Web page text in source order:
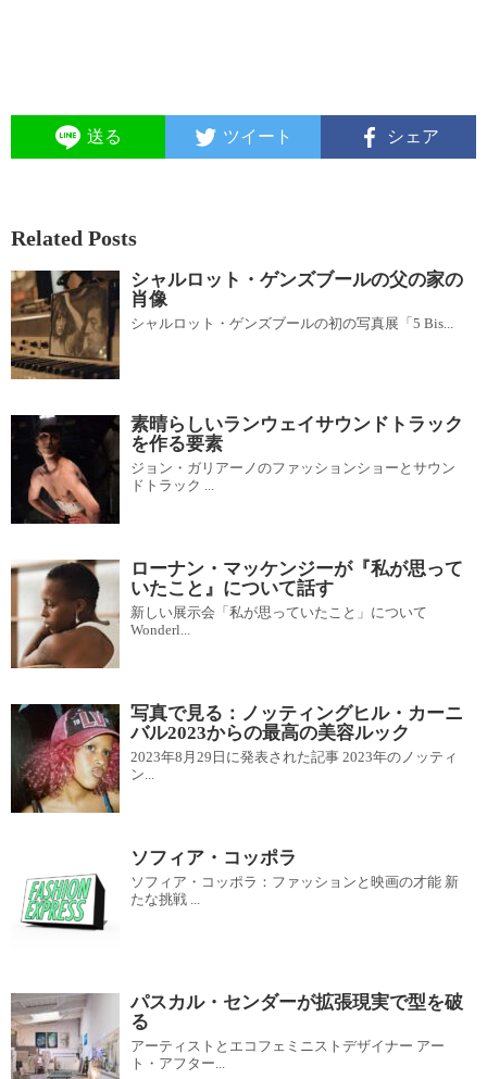
送る ツイート シェア
Related Posts
シャルロット・ゲンズブールの父の家の
肖像
シャルロット・ゲンズブールの初の写真展「5 Bis...
素晴らしいランウェイサウンドトラック
を作る要素
ジョン・ガリアーノのファッションショーとサウン
ドトラック ...
ローナン・マッケンジーが『私が思って
いたこと』について話す
新しい展示会「私が思っていたこと」について
Wonderl...
写真で見る：ノッティングヒル・カーニ
バル2023からの最高の美容ルック
2023年8月29日に発表された記事 2023年のノッティ
ン...
ソフィア・コッポラ
ソフィア・コッポラ：ファッションと映画の才能 新
たな挑戦 ...
パスカル・センダーが拡張現実で型を破
る
アーティストとエコフェミニストデザイナー アー
ト・アフター...